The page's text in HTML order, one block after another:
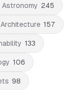
Astronomy 245
Architecture 157
133
106
98